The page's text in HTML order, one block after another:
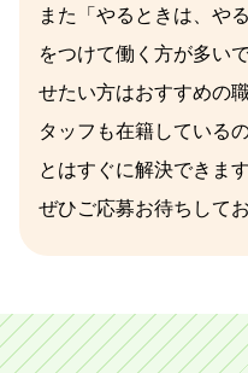
また「やるときは、や
をつけて働く方が多い
せたい方はおすすめの
タッフも在籍している
とはすぐに解決できます
ぜひご応募お待ちしてお